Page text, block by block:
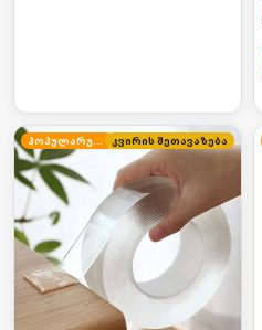
პოპულარული კვირის შეთავაზება